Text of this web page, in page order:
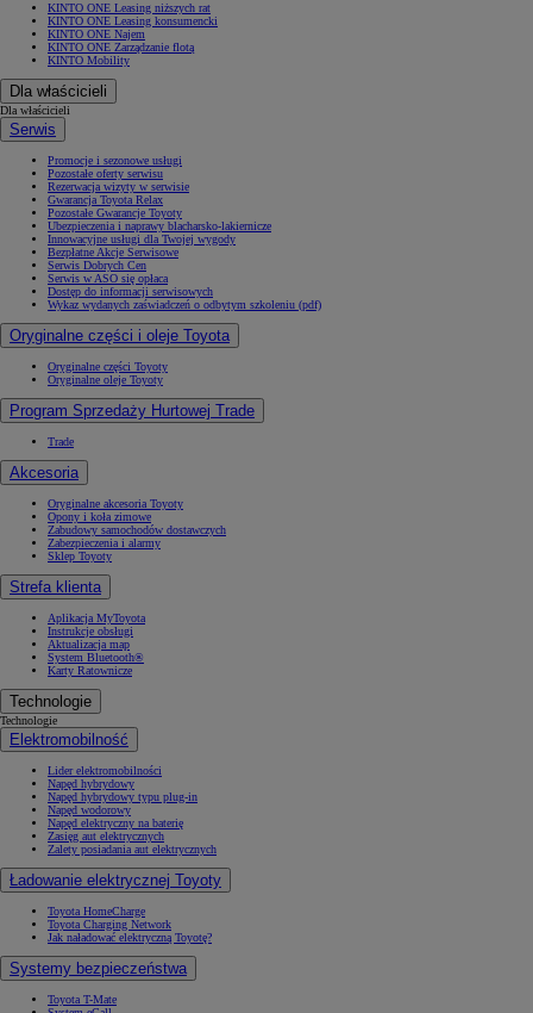
KINTO ONE Leasing niższych rat
KINTO ONE Leasing konsumencki
KINTO ONE Najem
KINTO ONE Zarządzanie flotą
KINTO Mobility
Dla właścicieli
Dla właścicieli
Serwis
Promocje i sezonowe usługi
Pozostałe oferty serwisu
Rezerwacja wizyty w serwisie
Gwarancja Toyota Relax
Pozostałe Gwarancje Toyoty
Ubezpieczenia i naprawy blacharsko-lakiernicze
Innowacyjne usługi dla Twojej wygody
Bezpłatne Akcje Serwisowe
Serwis Dobrych Cen
Serwis w ASO się opłaca
Dostęp do informacji serwisowych
Wykaz wydanych zaświadczeń o odbytym szkoleniu (pdf)
Oryginalne części i oleje Toyota
Oryginalne części Toyoty
Oryginalne oleje Toyoty
Program Sprzedaży Hurtowej Trade
Trade
Akcesoria
Oryginalne akcesoria Toyoty
Opony i koła zimowe
Zabudowy samochodów dostawczych
Zabezpieczenia i alarmy
Sklep Toyoty
Strefa klienta
Aplikacja MyToyota
Instrukcje obsługi
Aktualizacja map
System Bluetooth®
Karty Ratownicze
Technologie
Technologie
Elektromobilność
Lider elektromobilności
Napęd hybrydowy
Napęd hybrydowy typu plug-in
Napęd wodorowy
Napęd elektryczny na baterię
Zasięg aut elektrycznych
Zalety posiadania aut elektrycznych
Ładowanie elektrycznej Toyoty
Toyota HomeCharge
Toyota Charging Network
Jak naładować elektryczną Toyotę?
Systemy bezpieczeństwa
Toyota T-Mate